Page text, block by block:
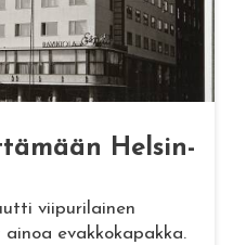
Hel­sin­
viipurilainen
evakkokapakka.